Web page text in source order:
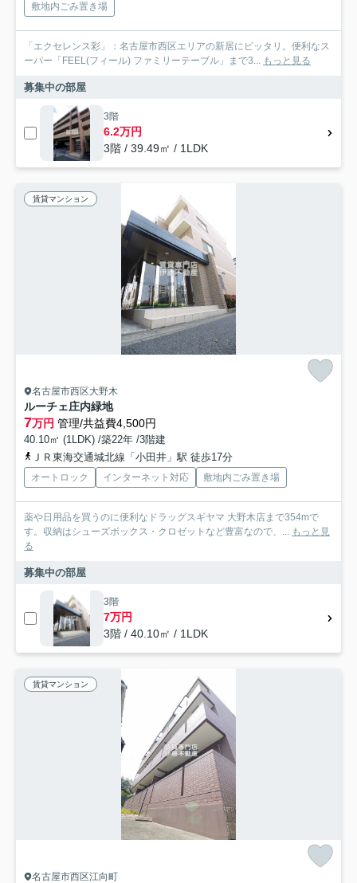
敷地内ごみ置き場
「エクセレンス彩」：名古屋市西区エリアの新居にピッタリ。便利なス
ーパー「FEEL(フィール) ファミリーテーブル」まで3... もっと見る
募集中の部屋
3階
6.2万円
3階 / 39.49㎡ / 1LDK
賃貸マンション
名古屋市西区大野木
ルーチェ庄内緑地
7万円 管理/共益費4,500円
40.10㎡ (1LDK) /築22年 /3階建
ＪＲ東海交通城北線「小田井」駅 徒歩17分
オートロック インターネット対応 敷地内ごみ置き場
薬や日用品を買うのに便利なドラッグスギヤマ 大野木店まで354mで
す。収納はシューズボックス・クロゼットなど豊富なので、... もっと見
る
募集中の部屋
3階
7万円
3階 / 40.10㎡ / 1LDK
賃貸マンション
名古屋市西区江向町